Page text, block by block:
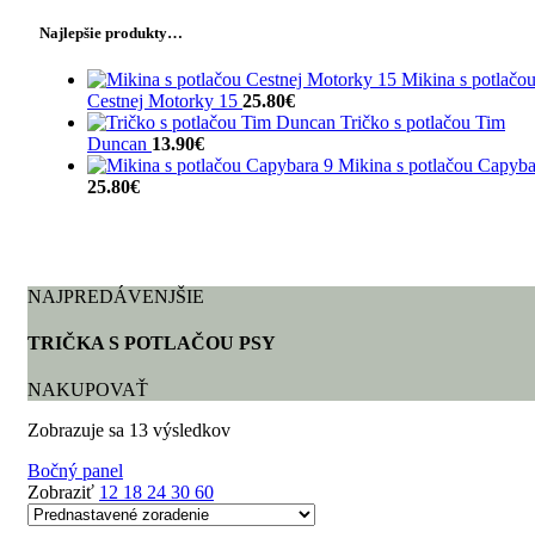
Najlepšie produkty…
Mikina s potlačou
Cestnej Motorky 15 25.80€
Tričko s potlačou Tim
Duncan 13.90€
Mikina s potlačou
25.80€
NAJPREDÁVENJŠIE
TRIČKA S POTLAČOU PSY
NAKUPOVAŤ
Zobrazuje sa 13 výsledkov
Bočný panel
Zobraziť 12 18 24 30 60